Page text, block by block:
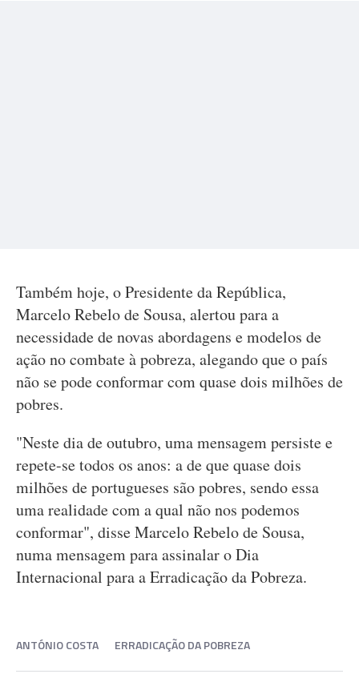
Também hoje, o Presidente da República,
Marcelo Rebelo de Sousa, alertou para a
necessidade de novas abordagens e modelos de
ação no combate à pobreza, alegando que o país
não se pode conformar com quase dois milhões de
pobres.
"Neste dia de outubro, uma mensagem persiste e
repete-se todos os anos: a de que quase dois
milhões de portugueses são pobres, sendo essa
uma realidade com a qual não nos podemos
conformar", disse Marcelo Rebelo de Sousa,
numa mensagem para assinalar o Dia
Internacional para a Erradicação da Pobreza.
ANTÓNIO COSTA ERRADICAÇÃO DA POBREZA